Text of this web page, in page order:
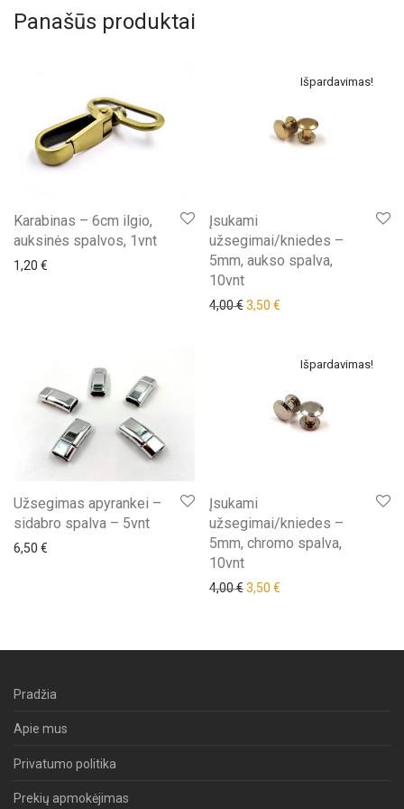
Panašūs produktai
Karabinas – 6cm ilgio,
auksinės spalvos, 1vnt
1,20 €
Išpardavimas!
Įsukami
užsegimai/kniedes –
5mm, aukso spalva,
10vnt
4,00€Original price was: 4,00 €.
3,50 €
Užsegimas apyrankei –
sidabro spalva – 5vnt
6,50 €
Išpardavimas!
Įsukami
užsegimai/kniedes –
5mm, chromo spalva,
10vnt
4,00€Original price was: 4,00 €.
3,50 €
Pradžia
Apie mus
Privatumo politika
Prekių apmokėjimas